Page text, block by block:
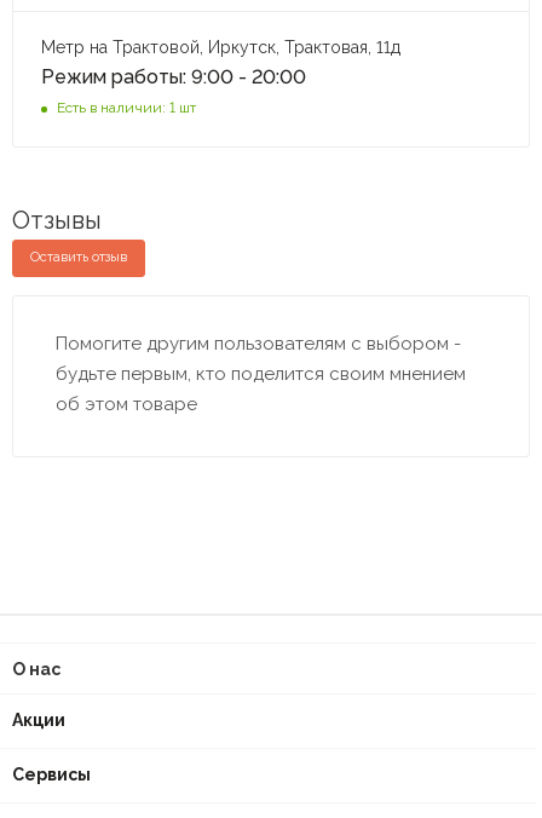
Метр на Трактовой, Иркутск, Трактовая, 11д
Режим работы: 9:00 - 20:00
Есть в наличии: 1 шт
Отзывы
Оставить отзыв
Помогите другим пользователям с выбором -
будьте первым, кто поделится своим мнением
об этом товаре
О нас
Акции
Сервисы